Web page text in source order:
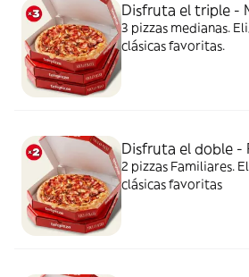
Disfruta el triple -
3 pizzas medianas.
clásicas favoritas.
Disfruta el doble -
2 pizzas Familiares.
clásicas favoritas